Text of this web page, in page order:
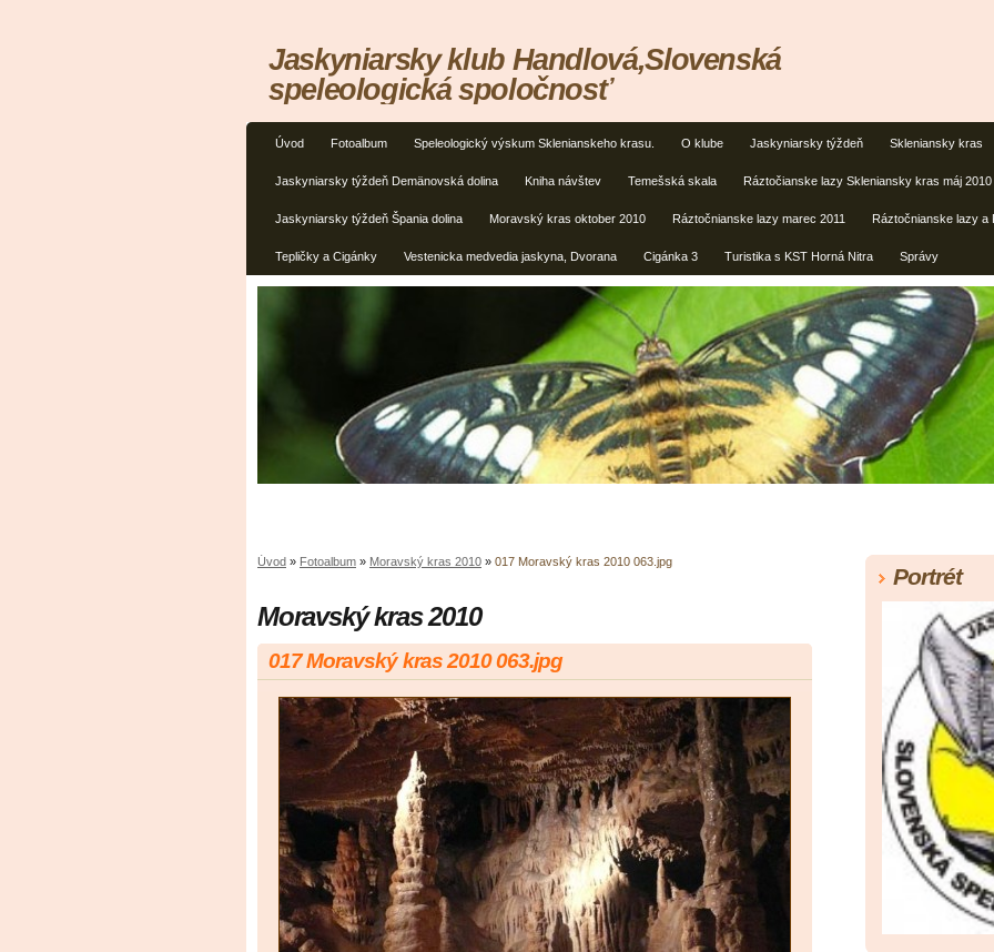
Úvod Fotoalbum Speleologický výskum Sklenianskeho krasu. O klube Jaskyniarsky týždeň Skleniansky kras
Jaskyniarsky týždeň Demänovská dolina Kniha návštev Temešská skala Ráztočianske lazy Skleniansky kras máj 2010
Jaskyniarsky týždeň Špania dolina Moravský kras oktober 2010 Ráztočnianske lazy marec 2011 Ráztočnianske lazy a
Tepličky a Cigánky Vestenicka medvedia jaskyna, Dvorana Cigánka 3 Turistika s KST Horná Nitra Správy
Jaskyniarsky klub Handlová,Slovenská
speleologická spoločnosť
Úvod » Fotoalbum » Moravský kras 2010 » 017 Moravský kras 2010 063.jpg
Moravský kras 2010
017 Moravský kras 2010 063.jpg
Portrét